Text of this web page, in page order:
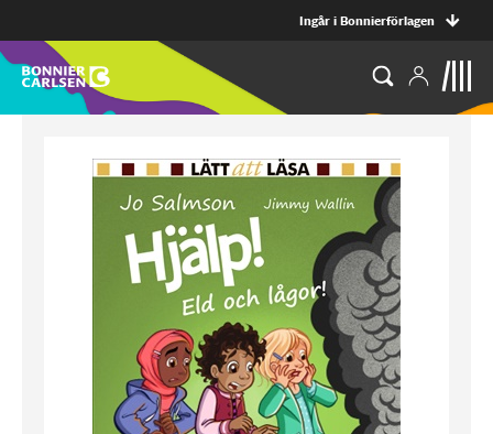
Ingår i Bonnierförlagen